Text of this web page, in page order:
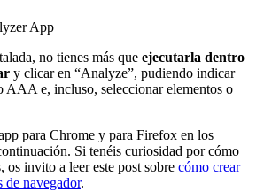
App
no tienes más que ejecutarla dentro
y clicar en “Analyze”, pudiendo indicar
e, incluso, seleccionar elementos o
para Chrome y para Firefox en los
Si tenéis curiosidad por cómo
os invito a leer este post sobre cómo crear
de navegador.